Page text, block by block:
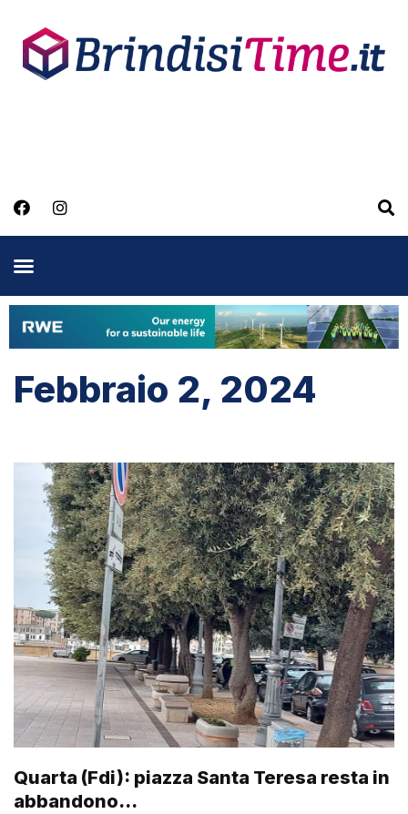
Febbraio 2, 2024
Quarta (Fdi): piazza Santa Teresa resta in
abbandono…